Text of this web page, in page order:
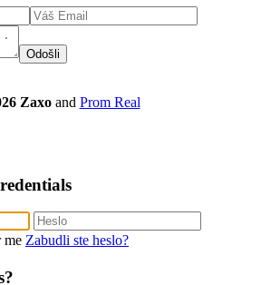
Odošli
Zaxoand Prom Real
me Zabudli ste heslo?